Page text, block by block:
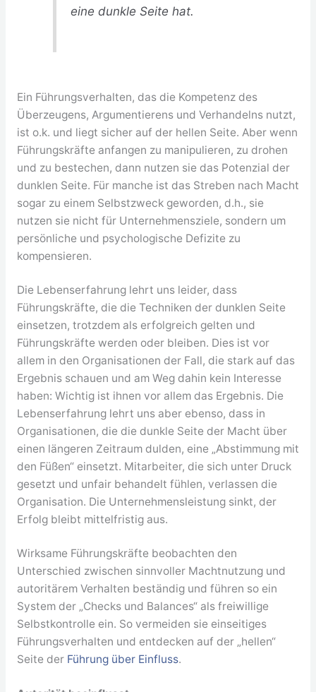
eine dunkle Seite hat.
Ein Führungsverhalten, das die Kompetenz des
Überzeugens, Argumentierens und Verhandelns nutzt,
ist o.k. und liegt sicher auf der hellen Seite. Aber wenn
Führungskräfte anfangen zu manipulieren, zu drohen
und zu bestechen, dann nutzen sie das Potenzial der
dunklen Seite. Für manche ist das Streben nach Macht
sogar zu einem Selbstzweck geworden, d.h., sie
nutzen sie nicht für Unternehmensziele, sondern um
persönliche und psychologische Defizite zu
kompensieren.
Die Lebenserfahrung lehrt uns leider, dass
Führungskräfte, die die Techniken der dunklen Seite
einsetzen, trotzdem als erfolgreich gelten und
Führungskräfte werden oder bleiben. Dies ist vor
allem in den Organisationen der Fall, die stark auf das
Ergebnis schauen und am Weg dahin kein Interesse
haben: Wichtig ist ihnen vor allem das Ergebnis. Die
Lebenserfahrung lehrt uns aber ebenso, dass in
Organisationen, die die dunkle Seite der Macht über
einen längeren Zeitraum dulden, eine „Abstimmung mit
den Füßen“ einsetzt. Mitarbeiter, die sich unter Druck
gesetzt und unfair behandelt fühlen, verlassen die
Organisation. Die Unternehmensleistung sinkt, der
Erfolg bleibt mittelfristig aus.
Wirksame Führungskräfte beobachten den
Unterschied zwischen sinnvoller Machtnutzung und
autoritärem Verhalten beständig und führen so ein
System der „Checks und Balances“ als freiwillige
Selbstkontrolle ein. So vermeiden sie einseitiges
Führungsverhalten und entdecken auf der „hellen“
Seite der Führung über Einfluss.